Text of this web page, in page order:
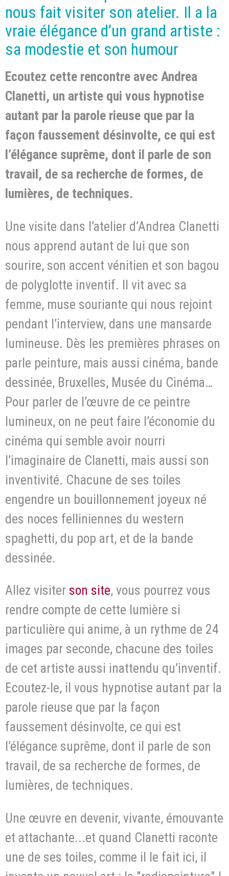
nous fait visiter son atelier. Il a la
vraie élégance d’un grand artiste :
sa modestie et son humour
Ecoutez cette rencontre avec Andrea
Clanetti, un artiste qui vous hypnotise
autant par la parole rieuse que par la
façon faussement désinvolte, ce qui est
l’élégance suprême, dont il parle de son
travail, de sa recherche de formes, de
lumières, de techniques.
Une visite dans l’atelier d’Andrea Clanetti
nous apprend autant de lui que son
sourire, son accent vénitien et son bagou
de polyglotte inventif. Il vit avec sa
femme, muse souriante qui nous rejoint
pendant l’interview, dans une mansarde
lumineuse. Dès les premières phrases on
parle peinture, mais aussi cinéma, bande
dessinée, Bruxelles, Musée du Cinéma…
Pour parler de l’œuvre de ce peintre
lumineux, on ne peut faire l’économie du
cinéma qui semble avoir nourri
l’imaginaire de Clanetti, mais aussi son
inventivité. Chacune de ses toiles
engendre un bouillonnement joyeux né
des noces felliniennes du western
spaghetti, du pop art, et de la bande
dessinée.
Allez visiter son site, vous pourrez vous
rendre compte de cette lumière si
particulière qui anime, à un rythme de 24
images par seconde, chacune des toiles
de cet artiste aussi inattendu qu’inventif.
Ecoutez-le, il vous hypnotise autant par la
parole rieuse que par la façon
faussement désinvolte, ce qui est
l’élégance suprême, dont il parle de son
travail, de sa recherche de formes, de
lumières, de techniques.
Une œuvre en devenir, vivante, émouvante
et attachante...et quand Clanetti raconte
une de ses toiles, comme il le fait ici, il